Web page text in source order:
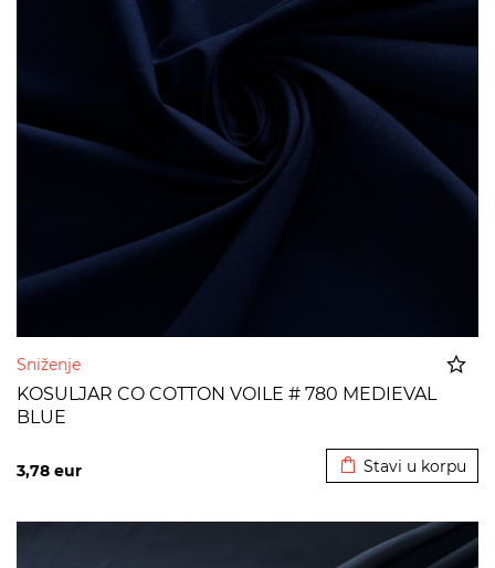
Sniženje
KOSULJAR CO COTTON VOILE # 780 MEDIEVAL
BLUE
3,78 eur Stavi u korpu